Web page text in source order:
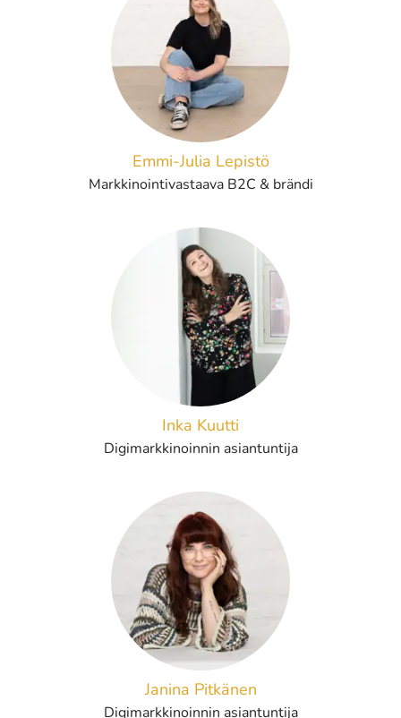
Emmi-Julia Lepistö
Markkinointivastaava B2C & brändi
Inka Kuutti
Digimarkkinoinnin asiantuntija
Janina Pitkänen
Digimarkkinoinnin asiantuntija